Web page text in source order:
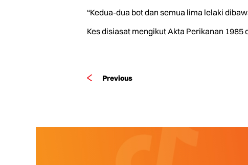
“Kedua-dua bot dan semua lima lelaki
Kes disiasat mengikut Akta Perikanan 1985
Previous